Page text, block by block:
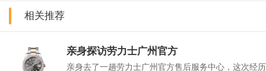
相关推荐
亲身探访劳力士广州官方
亲身去了一趟劳力士广州官方售后服务中心，这次经历